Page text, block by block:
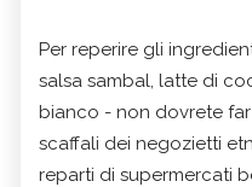
Per reperire gli
salsa sambal, latte di
bianco - non dovrete
scaffali dei negozietti
reparti di supermercati